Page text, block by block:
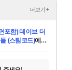
더보기+
포함) 데이브 더
(스팀코드)에
환.